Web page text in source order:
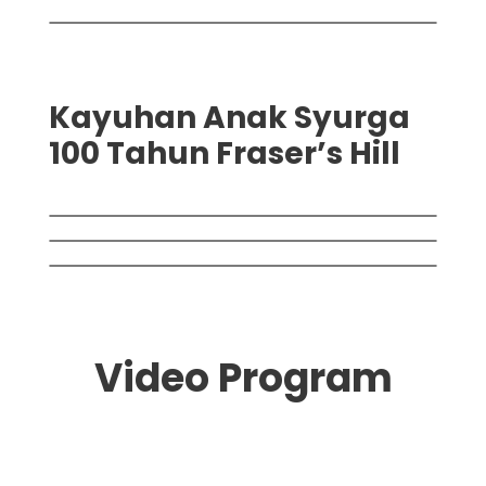
Kayuhan Anak Syurga
100 Tahun Fraser’s Hill
Video Program